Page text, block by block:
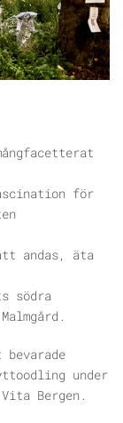
för
andas, äta
södra
under
Bergen.